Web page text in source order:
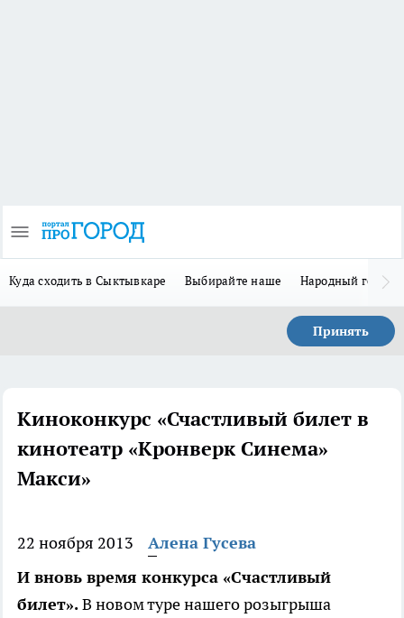
Куда сходить в Сыктывкаре Выбирайте наше Народный герой
Принять
Киноконкурс «Счастливый билет в
кинотеатр «Кронверк Синема»
Макси»
22 ноября 2013
Алена Гусева
И вновь время конкурса «Счастливый
билет».В новом туре нашего розыгрыша